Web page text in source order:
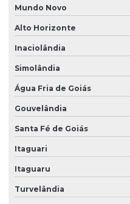
Mundo Novo
Alto Horizonte
Inaciolândia
Simolândia
Água Fria de Goiás
Gouvelândia
Santa Fé de Goiás
Itaguari
Itaguaru
Turvelândia